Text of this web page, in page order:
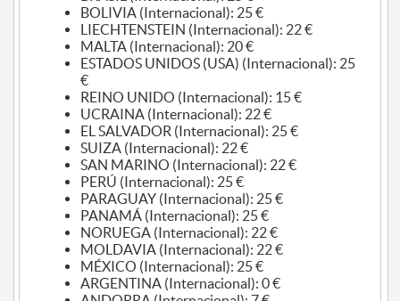
BOLIVIA (Internacional): 25 €
LIECHTENSTEIN (Internacional): 22 €
MALTA (Internacional): 20 €
ESTADOS UNIDOS (USA) (Internacional): 25
€
REINO UNIDO (Internacional): 15 €
UCRAINA (Internacional): 22 €
EL SALVADOR (Internacional): 25 €
SUIZA (Internacional): 22 €
SAN MARINO (Internacional): 22 €
PERÚ (Internacional): 25 €
PARAGUAY (Internacional): 25 €
PANAMÁ (Internacional): 25 €
NORUEGA (Internacional): 22 €
MOLDAVIA (Internacional): 22 €
MÉXICO (Internacional): 25 €
ARGENTINA (Internacional): 0 €